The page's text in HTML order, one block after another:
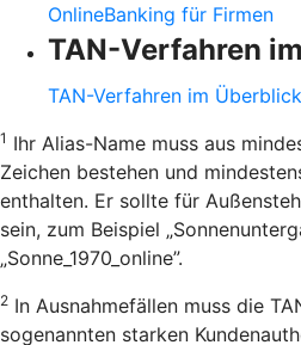
OnlineBanking für Firmen
TAN-Verfahren
TAN-Verfahren im Überblick
1 Ihr Alias-Name muss aus
Zeichen bestehen und
enthalten. Er sollte für
sein, zum Beispiel
„Sonne_1970_online”.
2 In Ausnahmefällen muss die
sogenannten starken